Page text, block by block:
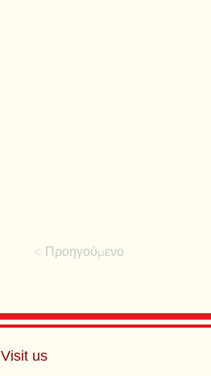
< Προηγούμενο
Visit us